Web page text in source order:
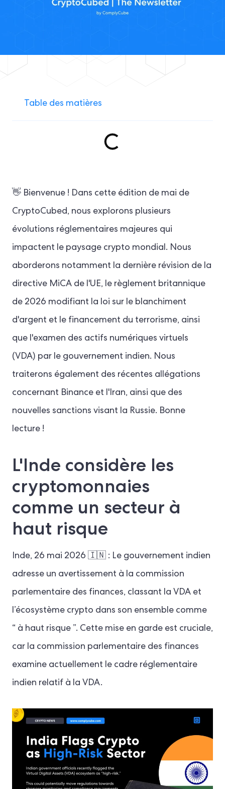
👋 Bienvenue ! Dans cette édition de mai de
CryptoCubed, nous explorons plusieurs
évolutions réglementaires majeures qui
impactent le paysage crypto mondial. Nous
aborderons notamment la dernière révision de la
directive MiCA de l'UE, le règlement britannique
de 2026 modifiant la loi sur le blanchiment
d'argent et le financement du terrorisme, ainsi
que l'examen des actifs numériques virtuels
(VDA) par le gouvernement indien. Nous
traiterons également des récentes allégations
concernant Binance et l'Iran, ainsi que des
nouvelles sanctions visant la Russie. Bonne
lecture !
L'Inde considère les
cryptomonnaies
comme un secteur à
haut risque
Inde, 26 mai 2026 🇮🇳 : Le gouvernement indien
adresse un avertissement à la commission
parlementaire des finances, classant la VDA et
l’écosystème crypto dans son ensemble comme
“ à haut risque ”. Cette mise en garde est cruciale,
car la commission parlementaire des finances
examine actuellement le cadre réglementaire
indien relatif à la VDA.
Table des matières